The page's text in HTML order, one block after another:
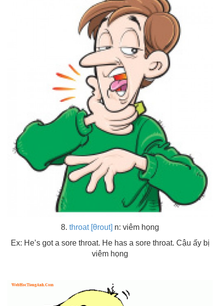
8. throat [θrout] n: viêm họng
Ex: He’s got a sore throat. He has a sore throat. Cậu ấy bị
viêm họng